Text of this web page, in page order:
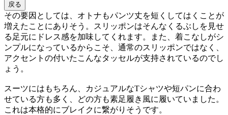
戻る
その要因としては、オトナもパンツ丈を短くしてはくことが
増えたことにありそう。スリッポンはそんなくるぶしを見せ
る足元にドレス感を加味してくれます。また、着こなしがシ
ンプルになっているからこそ、通常のスリッポンではなく、
アクセントの付いたこんなタッセルが支持されているのでし
ょう。
スーツにはもちろん、カジュアルなTシャツや短パンに合わ
せている方も多く、どの方も素足履き風に履いていました。
これは本格的にブレイクに繋がりそうです。